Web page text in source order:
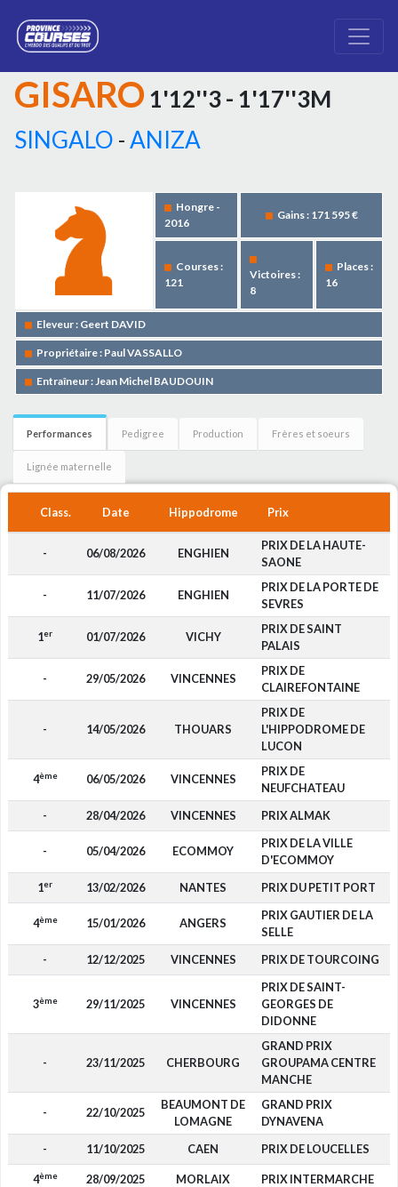
GISARO 1'12''3 - 1'17''3M
SINGALO -ANIZA
Hongre -
2016
Gains : 171 595 €
Courses :
121
Victoires :
8
Places :
16
Eleveur : Geert DAVID
Propriétaire : Paul VASSALLO
Entraîneur : Jean Michel BAUDOUIN
Performances Pedigree Production Frères et soeurs
Lignée maternelle
Class. Date Hippodrome Prix
- 06/08/2026 ENGHIEN
PRIX DE LA HAUTE-
SAONE
- 11/07/2026 ENGHIEN
PRIX DE LA PORTE DE
SEVRES
1er 01/07/2026 VICHY
PRIX DE SAINT
PALAIS
- 29/05/2026 VINCENNES
PRIX DE
CLAIREFONTAINE
- 14/05/2026 THOUARS
PRIX DE
L'HIPPODROME DE
LUCON
4ème 06/05/2026 VINCENNES
PRIX DE
NEUFCHATEAU
- 28/04/2026 VINCENNES PRIX ALMAK
- 05/04/2026 ECOMMOY
PRIX DE LA VILLE
D'ECOMMOY
1er 13/02/2026 NANTES PRIX DU PETIT PORT
4ème 15/01/2026 ANGERS
PRIX GAUTIER DE LA
SELLE
- 12/12/2025 VINCENNES PRIX DE TOURCOING
3ème 29/11/2025 VINCENNES
PRIX DE SAINT-
GEORGES DE
DIDONNE
- 23/11/2025 CHERBOURG
GRAND PRIX
GROUPAMA CENTRE
MANCHE
- 22/10/2025
BEAUMONT DE
LOMAGNE
GRAND PRIX
DYNAVENA
-
11/10/2025 CAEN PRIX DE LOUCELLES
4ème 28/09/2025 MORLAIX PRIX INTERMARCHE